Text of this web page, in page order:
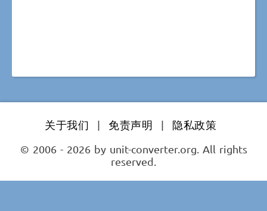
关于我们 | 免责声明 |
隐私政策
© 2006 - 2026 by unit-converter.org. All rights
reserved.